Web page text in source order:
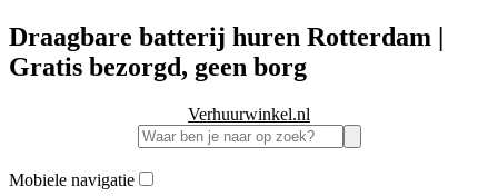
Draagbare batterij huren Rotterdam |
Gratis bezorgd, geen borg
Verhuurwinkel.nl
Mobiele navigatie